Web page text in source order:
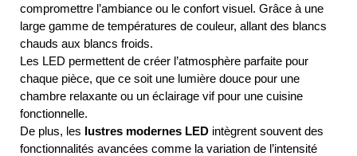
compromettre l’ambiance ou le confort visuel. Grâce à une
large gamme de températures de couleur, allant des blancs
chauds aux blancs froids.
Les LED permettent de créer l’atmosphère parfaite pour
chaque pièce, que ce soit une lumière douce pour une
chambre relaxante ou un éclairage vif pour une cuisine
fonctionnelle.
De plus, les lustres modernes LED intègrent souvent des
fonctionnalités avancées comme la variation de l’intensité